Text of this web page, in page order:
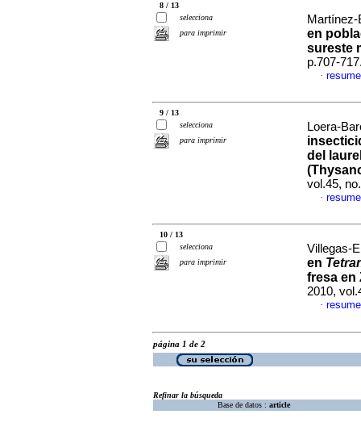
8 / 13
selecciona
para imprimir
en
sureste
p.707-
·
9 / 13
selecciona
para imprimir
Loera-
del
vol.45,
·
10 / 13
selecciona
para imprimir
Villegas-
en
fresa en
2010,
·
página 1 de 2
Refinar la búsqueda
Base de datos : article